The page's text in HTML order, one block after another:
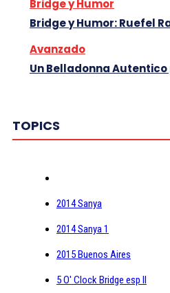
Bridge y Humor
Bridge y Humor: Ruefel
Avanzado
Un Belladonna
TOPICS
2014 Sanya
2014 Sanya 1
2015 Buenos Aires
5 O' Clock Bridge esp II